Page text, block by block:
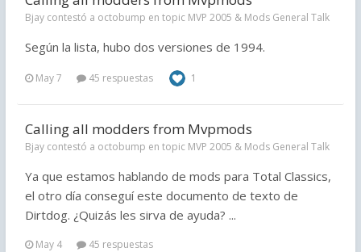
Bjay contestó a octobump en topic MVP 2005 & Mods General Talk
Según la lista, hubo dos versiones de 1994.
May 7 45 respuestas 1
Calling all modders from Mvpmods
Bjay contestó a octobump en topic MVP 2005 & Mods General Talk
Ya que estamos hablando de mods para Total Classics,
el otro día conseguí este documento de texto de
Dirtdog. ¿Quizás les sirva de ayuda? ...
May 4 45 respuestas